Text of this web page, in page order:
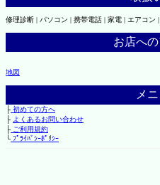
修理診断 | パソコン | 携帯電話 | 家電 | エアコン
お店へ
地図
メ
├初めての方へ
├ よくあるお問い合わせ
├ご利用規約
└ﾌﾟﾗｲﾊﾞｼｰﾎﾟﾘｼｰ